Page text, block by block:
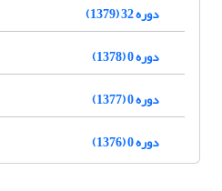
دوره 32 (1379)
دوره 0 (1378)
دوره 0 (1377)
دوره 0 (1376)